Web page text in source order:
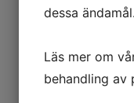
Transport
Kärror & Trallor
Maskin- &
dessa ändamål.
Läs mer om
behandling av